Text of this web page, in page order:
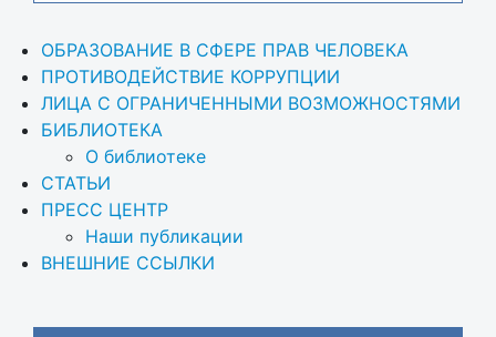
ОБРАЗОВАНИЕ В СФЕРЕ ПРАВ ЧЕЛОВЕКА
ПРОТИВОДЕЙСТВИЕ КОРРУПЦИИ
ЛИЦА С ОГРАНИЧЕННЫМИ ВОЗМОЖНОСТЯМИ
БИБЛИОТЕКА
О библиотеке
СТАТЬИ
ПРЕСС ЦЕНТР
Наши публикации
ВНЕШНИЕ ССЫЛКИ